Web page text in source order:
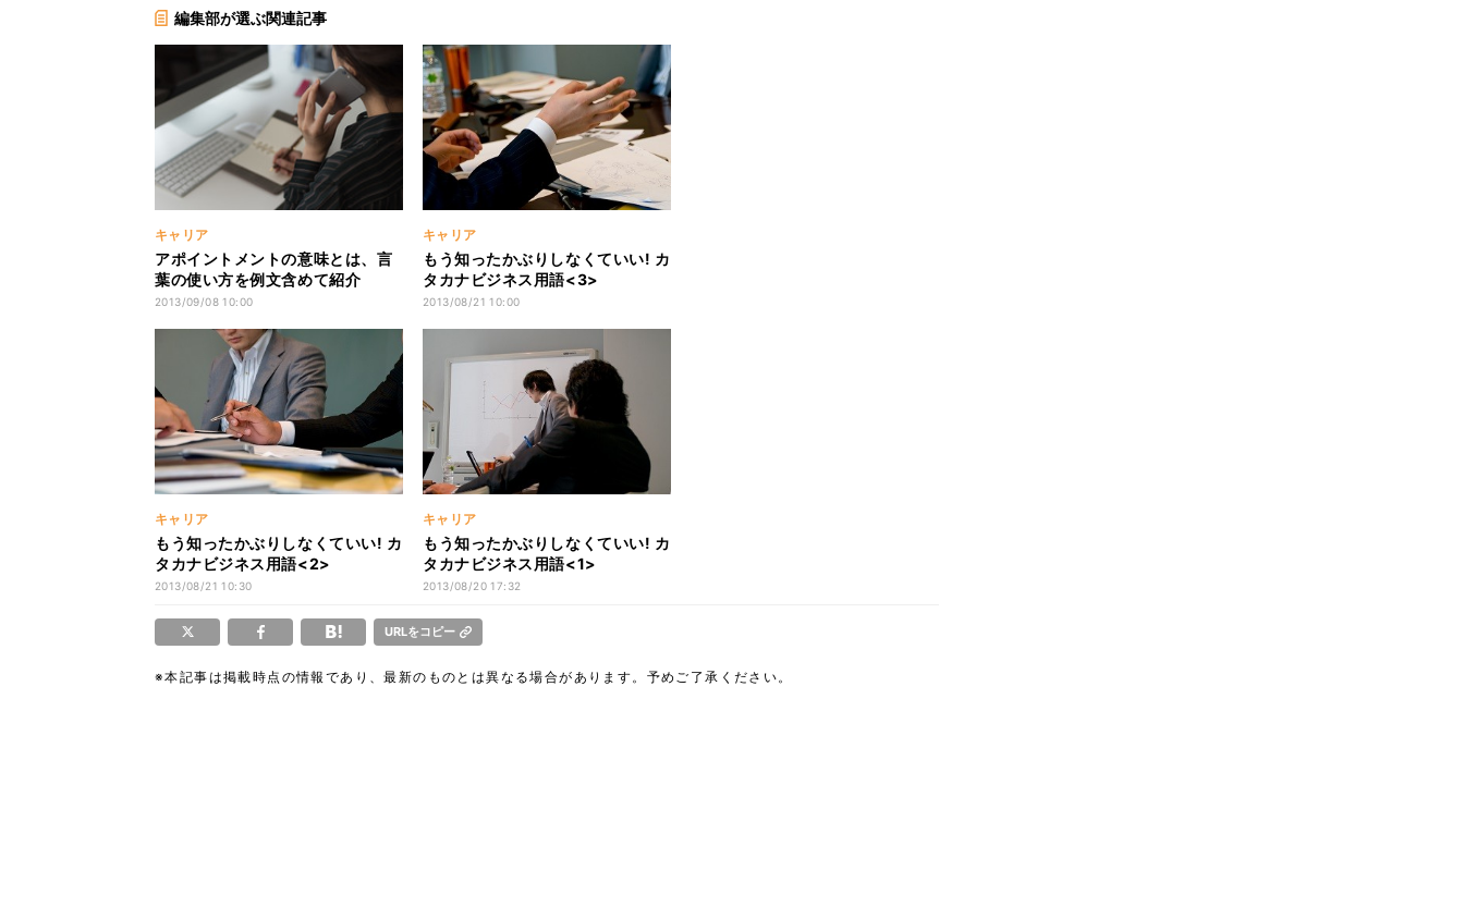
編集部が選ぶ関連記事
キャリア
アポイントメントの意味とは、言
葉の使い方を例文含めて紹介
2013/09/08 10:00
キャリア
もう知ったかぶりしなくていい! カ
タカナビジネス用語<3>
2013/08/21 10:00
キャリア
もう知ったかぶりしなくていい! カ
タカナビジネス用語<2>
2013/08/21 10:30
キャリア
もう知ったかぶりしなくていい! カ
タカナビジネス用語<1>
2013/08/20 17:32
URLをコピー
※本記事は掲載時点の情報であり、最新のものとは異なる場合があります。予めご了承ください。